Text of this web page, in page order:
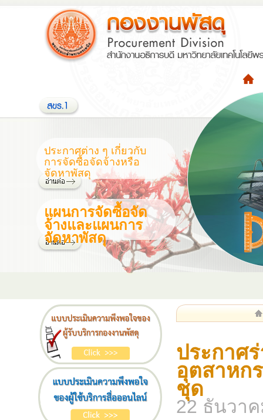
ประกาศต่าง ๆ เกี่ยวกับ
การจัดซื้อจัดจ้างหรือ
จัดหาพัสดุ
แผนการจัดซื้อจัด
จ้างและแผนการ
จัดหาพัสดุ
ประกาศ
อุตสาหก
ชุด
22 ธันวา